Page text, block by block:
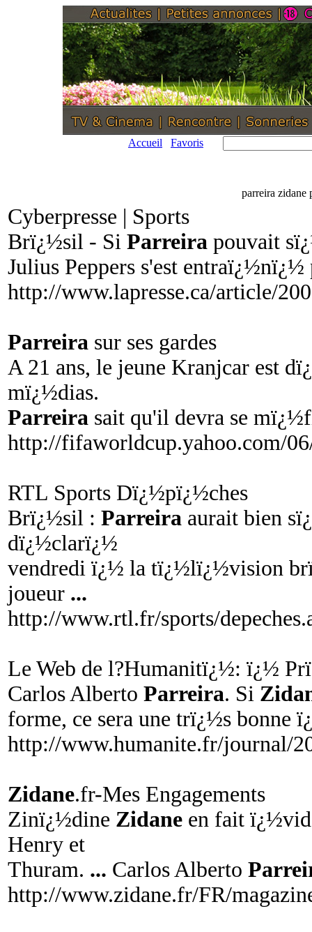
Accueil Favoris
parreira zidane
Cyberpresse | Sports
Brï¿½sil - Si Parreira pouvait
Julius Peppers s'est
http://www.lapresse.ca/article/
Parreira sur ses gardes
A 21 ans, le jeune Kranjcar est
mï¿½dias.
Parreira sait qu'il devra se
http://fifaworldcup.yahoo.com/
RTL Sports Dï¿½pï¿½ches
Brï¿½sil : Parreira aurait bien
dï¿½clarï¿½
vendredi ï¿½ la tï¿½lï¿½vision
joueur ...
http://www.rtl.fr/sports/
Le Web de l?Humanitï¿½: ï¿½
Carlos Alberto Parreira. Si
forme, ce sera une trï¿½s bonne
http://www.humanite.fr/journal/
Zidane.fr-Mes Engagements
Zinï¿½dine Zidane en fait
Henry et
Thuram. ... Carlos Alberto
http://www.zidane.fr/FR/